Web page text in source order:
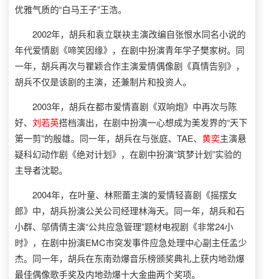
优雅气质的“白马王子”王浩。
2002年，胡兵和袁立联袂主演改编自张恨水同名小说的
年代爱情剧《啼笑因缘》，在剧中扮演青年学子樊家树。同
一年，胡兵再次与瞿颖合作主演爱情偶像剧《真情告别》，
胡兵不仅是该剧的主演，还兼制片和投资人。
2003年，胡兵在都市爱情喜剧《双响炮》中再次与陈
好、 刘若英搭档演出，在剧中扮演一心想成为美发界的“天下
第一剪”的殷雄。同一年，胡兵在与张庭、TAE、 黄奕主演悬
疑科幻动作剧《绝对计划》，在剧中扮演“筑梦计划”实验的
主导者沈聪。
2004年，在叶童、林熙蕾主演的爱情轻喜剧《摇摆女
郎》中，胡兵扮演公关公司经理林海天。同一年，胡兵和石
小群、邬倩倩主演“公共应急管理”题材电视剧《非常24小
时》，在剧中扮演EMC市突发事件应急处理中心副主任孟少
杰。同一年，胡兵在东南劲爆音乐榜颁奖典礼上获内地劲爆
最佳偶像歌手奖及内地劲爆十大金曲两个奖项。